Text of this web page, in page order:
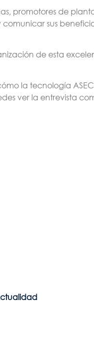
promotores de
sus
de esta
la tecnología
ver la entrevista